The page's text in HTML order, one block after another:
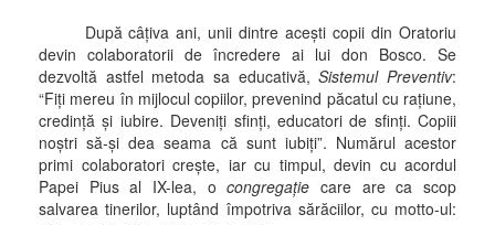
După câţiva ani, unii dintre aceşti copii din Oratoriu
devin colaboratorii de încredere ai lui don Bosco. Se
dezvoltă astfel metoda sa educativă,Sistemul Preventiv:
“Fiţi mereu în mijlocul copiilor, prevenind păcatul cu raţiune,
credinţă şi iubire. Deveniţi sfinţi, educatori de sfinţi. Copiii
noştri să-şi dea seama că sunt iubiţi”. Numărul acestor
primi colaboratori creşte, iar cu timpul, devin cu acordul
Papei Pius al IX-lea, ocongregaţie care are ca scop
salvarea tinerilor, luptând împotriva sărăciilor, cu motto-ul: